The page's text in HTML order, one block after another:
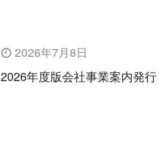
2026年7月8日
2026年度版会社事業案内発行